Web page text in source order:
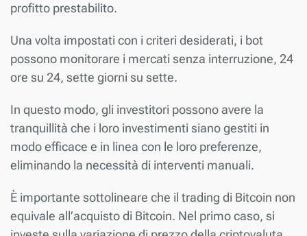
profitto prestabilito.
Una volta impostati con i criteri desiderati, i bot
possono monitorare i mercati senza interruzione, 24
ore su 24, sette giorni su sette.
In questo modo, gli investitori possono avere la
tranquillità che i loro investimenti siano gestiti in
modo efficace e in linea con le loro preferenze,
eliminando la necessità di interventi manuali.
È importante sottolineare che il trading di Bitcoin non
equivale all’acquisto di Bitcoin. Nel primo caso, si